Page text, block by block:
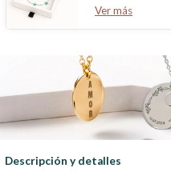
Ver más
Descripción y detalles